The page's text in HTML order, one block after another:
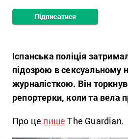
Підписатися
Іспанська поліція
підозрою в сексуальному
журналісткою. Він
репортерки, коли та вела
Про це пише The Guardian.